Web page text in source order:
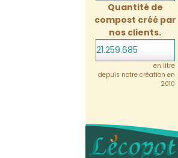
Quantité de
compost créé par
nos clients.
21.259.685
en litre
depuis notre création en
2010